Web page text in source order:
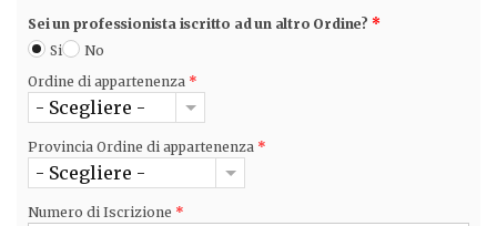
Sei un professionista iscritto ad un altro Ordine? *
Si
No
Ordine di appartenenza *
- Scegliere -
Provincia Ordine di appartenenza *
- Scegliere -
Numero di Iscrizione *